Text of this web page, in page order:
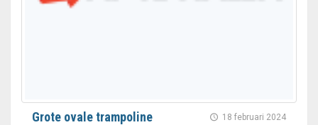
18 februari 2024
Grote ovale trampoline